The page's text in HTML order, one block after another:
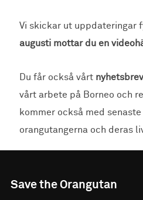
Vi skickar ut uppdateringar
augusti mottar du en
Du får också vårt nyhetsbrev
vårt arbete på Borneo och
kommer också med
orangutangerna och deras
Save the Orangutan